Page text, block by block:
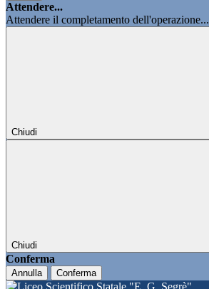
Attendere...
Attendere il completamento dell'operazione...
Chiudi
Chiudi
Conferma
Annulla Conferma